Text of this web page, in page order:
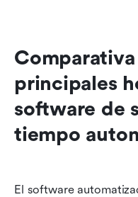
Comparativa
principales
software de
tiempo
El software